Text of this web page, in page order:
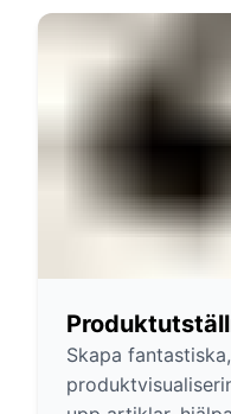
Skapa